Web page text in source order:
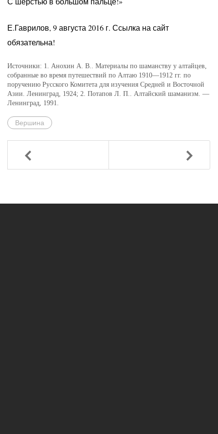
Е.Гаврилов, 9 августа 2016 г. Ссылка на сайт
обязательна!
Источники: 1. Анохин А. В.. Материалы по шаманству у алтайцев,
собранные во время путешествий по Алтаю 1910—1912 гг. по
поручению Русского Комитета для изучения Средней и Восточной
Азии. Ленинград, 1924; 2. Потапов Л. П.. Алтайский шаманизм. —
Ленинград, 1991.
Вершина
Назад Вперед